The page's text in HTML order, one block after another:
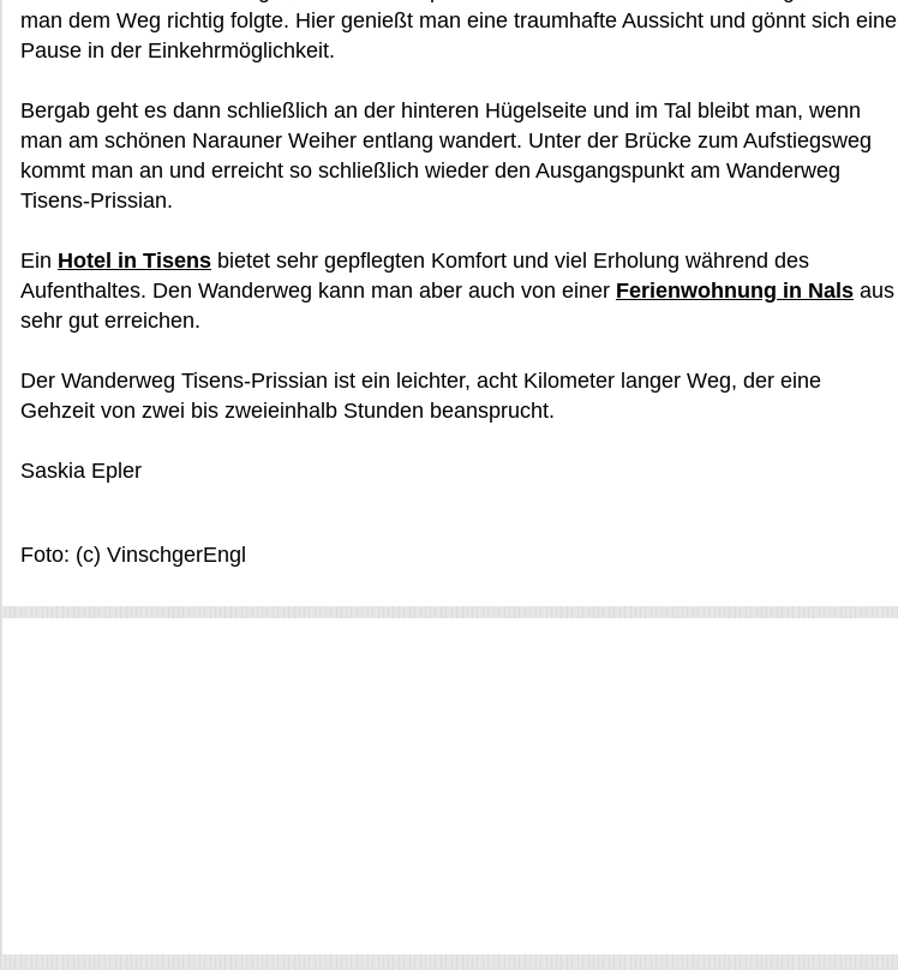
man dem Weg richtig folgte. Hier genießt man eine traumhafte Aussicht und gönnt sich eine
Pause in der Einkehrmöglichkeit.
Bergab geht es dann schließlich an der hinteren Hügelseite und im Tal bleibt man, wenn
man am schönen Narauner Weiher entlang wandert. Unter der Brücke zum Aufstiegsweg
kommt man an und erreicht so schließlich wieder den Ausgangspunkt am Wanderweg
Tisens-Prissian.
Ein Hotel in Tisens bietet sehr gepflegten Komfort und viel Erholung während des
Aufenthaltes. Den Wanderweg kann man aber auch von einer Ferienwohnung in Nals aus
sehr gut erreichen.
Der Wanderweg Tisens-Prissian ist ein leichter, acht Kilometer langer Weg, der eine
Gehzeit von zwei bis zweieinhalb Stunden beansprucht.
Saskia Epler
Foto: (c) VinschgerEngl